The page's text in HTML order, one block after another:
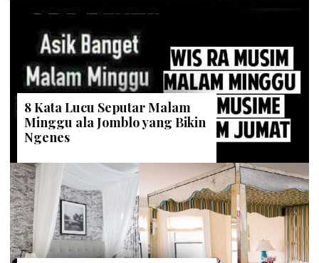
8 Kata Lucu Seputar Malam
Minggu ala Jomblo yang Bikin
Ngenes